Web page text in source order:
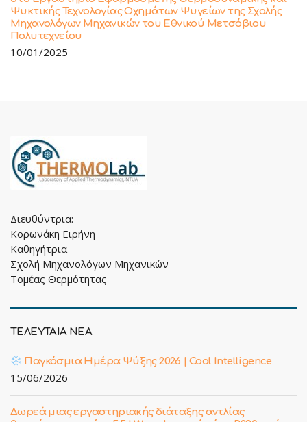
Ψυκτικής Τεχνολογίας Οχημάτων Ψυγείων της Σχολής
Μηχανολόγων Μηχανικών του Εθνικού Μετσόβιου
Πολυτεχνείου
10/01/2025
Διευθύντρια:
Κορωνάκη Ειρήνη
Καθηγήτρια
Σχολή Μηχανολόγων Μηχανικών
Τομέας Θερμότητας
ΤΕΛΕΥΤΑΙΑ ΝΕΑ
Παγκόσμια Ημέρα Ψύξης 2026 | Cool Intelligence
15/06/2026
Δωρεά μιας εργαστηριακής διάταξης αντλίας